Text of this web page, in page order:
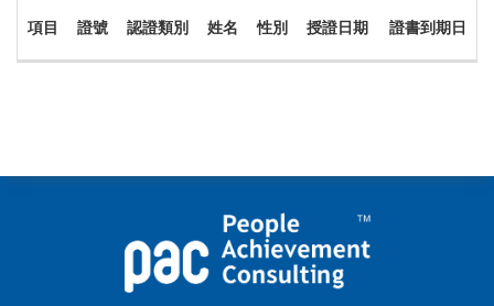
項目 證號 認證類別 姓名 性別 授證日期 證書到期日